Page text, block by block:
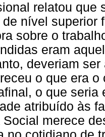
relatou que
nível superior
sobre o
eram
deveriam
o que era
o que
atribuído às
merece